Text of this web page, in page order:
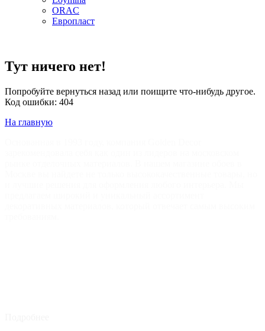
ORAC
Европласт
Тут ничего нет!
Попробуйте вернуться назад или поищите что-нибудь другое.
Код ошибки: 404
На главную